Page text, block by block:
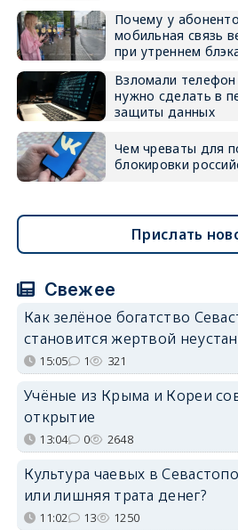
Почему у
мобильная связь
при утреннем
Взломали
нужно сделать в
защиты данных
Чем чреваты для
блокировки
Прислать
Свежее
Как зелёное богатство
становится жертвой
15:05 1 321
Учёные из Крыма и Кореи
открытие
13:04 0 2648
Культура чаевых в
или лишняя трата денег?
11:02 13 1250